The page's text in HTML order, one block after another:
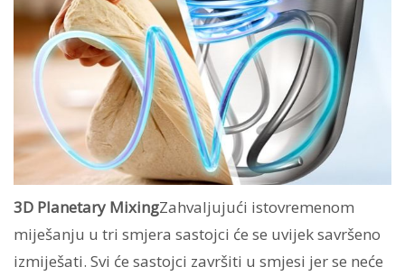
3D Planetary MixingZahvaljujući istovremenom
miješanju u tri smjera sastojci će se uvijek savršeno
izmiješati. Svi će sastojci završiti u smjesi jer se neće